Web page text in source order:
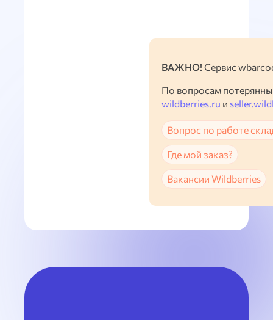
ВАЖНО! Сервис
По вопросам
wildberries.ru и
Вопрос по работе
Где мой заказ?
Вакансии Wildberries